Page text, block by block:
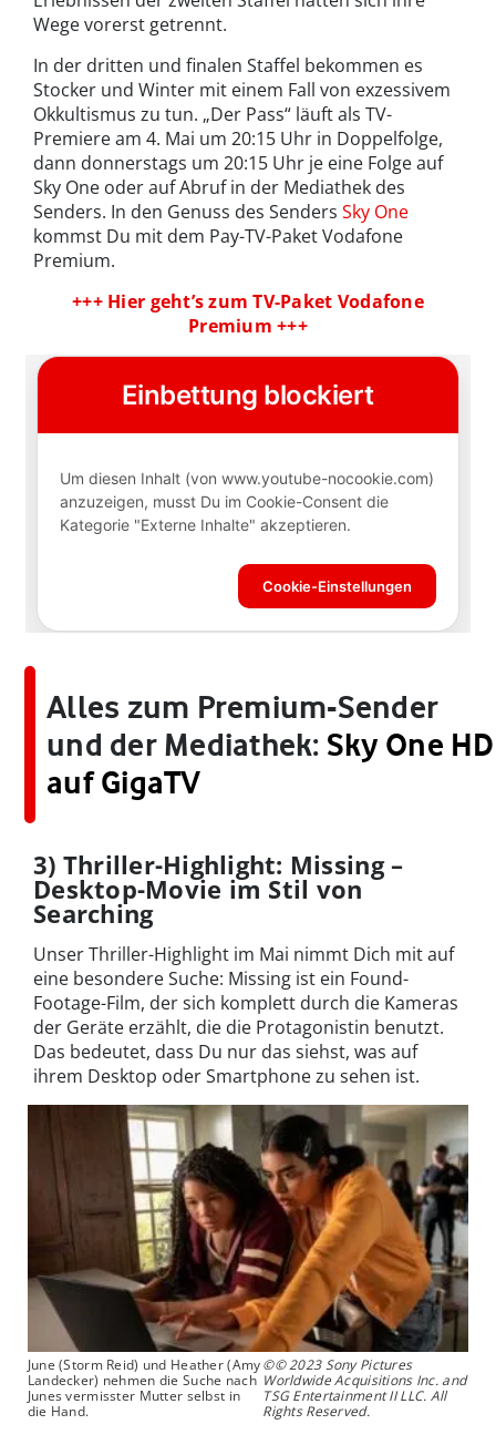
Wege vorerst getrennt.
In der dritten und finalen Staffel bekommen es
Stocker und Winter mit einem Fall von exzessivem
Okkultismus zu tun. „Der Pass“ läuft als TV-
Premiere am 4. Mai um 20:15 Uhr in Doppelfolge,
dann donnerstags um 20:15 Uhr je eine Folge auf
Sky One oder auf Abruf in der Mediathek des
Senders. In den Genuss des Senders Sky One
kommst Du mit dem Pay-TV-Paket Vodafone
Premium.
+++ Hier geht’s zum TV-Paket Vodafone
Premium +++
Alles zum Premium-Sender
und der Mediathek: Sky One HD
auf GigaTV
3) Thriller-Highlight: Missing –
Desktop-Movie im Stil von
Searching
Unser Thriller-Highlight im Mai nimmt Dich mit auf
eine besondere Suche: Missing ist ein Found-
Footage-Film, der sich komplett durch die Kameras
der Geräte erzählt, die die Protagonistin benutzt.
Das bedeutet, dass Du nur das siehst, was auf
ihrem Desktop oder Smartphone zu sehen ist.
June (Storm Reid) und Heather (Amy
Landecker) nehmen die Suche nach
Junes vermisster Mutter selbst in
die Hand.
©© 2023 Sony Pictures
Worldwide Acquisitions Inc. and
TSG Entertainment II LLC. All
Rights Reserved.